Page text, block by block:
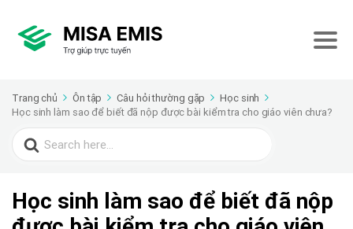
Trang chủ Ôn tập Câu hỏi thường gặp
Học sinh
Học sinh làm sao để biết đã nộp được bài kiểm tra cho giáo viên chưa?
Search
for:
Học sinh làm sao để biết đã nộp